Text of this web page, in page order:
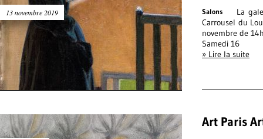
13 novembre 2019 Salons
La
Carrousel du
novembre de
Samedi 16
» Lire la suite
Art Paris